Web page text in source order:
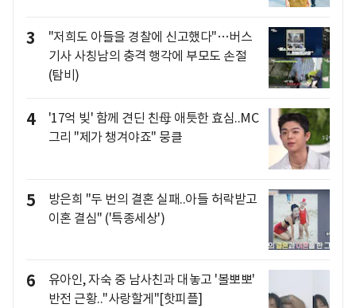
3
"저희도 아들을 경찰에 신고했다"…버스
기사 사칭남의 충격 행각에 부모도 손절
(탐비)
4
'17억 빚' 함께 견딘 친母 애틋한 효심..MC
그리 "제가 챙겨야죠" 뭉클
5
방은희 "두 번의 결혼 실패..아들 허락받고
이혼 결심" ('특종세상')
6
유아인, 자숙 중 남사친과 대놓고 '볼뽀뽀'
반전 근황.."사랑할게"[핫피플]